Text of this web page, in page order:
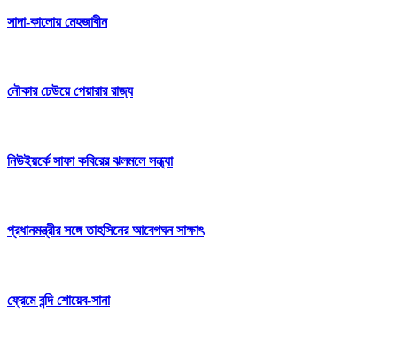
সাদা-কালোয় মেহজাবীন
নৌকার ঢেউয়ে পেয়ারার রাজ্য
নিউইয়র্কে সাফা কবিরের ঝলমলে সন্ধ্যা
প্রধানমন্ত্রীর সঙ্গে তাহসিনের আবেগঘন সাক্ষাৎ
ফ্রেমে বন্দি শোয়েব-সানা